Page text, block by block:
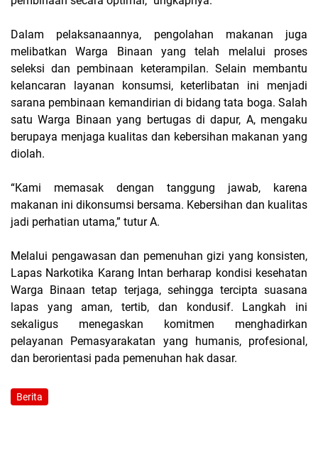
Dalam pelaksanaannya, pengolahan makanan juga
melibatkan Warga Binaan yang telah melalui proses
seleksi dan pembinaan keterampilan. Selain membantu
kelancaran layanan konsumsi, keterlibatan ini menjadi
sarana pembinaan kemandirian di bidang tata boga. Salah
satu Warga Binaan yang bertugas di dapur, A, mengaku
berupaya menjaga kualitas dan kebersihan makanan yang
diolah.
“Kami memasak dengan tanggung jawab, karena
makanan ini dikonsumsi bersama. Kebersihan dan kualitas
jadi perhatian utama,” tutur A.
Melalui pengawasan dan pemenuhan gizi yang konsisten,
Lapas Narkotika Karang Intan berharap kondisi kesehatan
Warga Binaan tetap terjaga, sehingga tercipta suasana
lapas yang aman, tertib, dan kondusif. Langkah ini
sekaligus menegaskan komitmen menghadirkan
pelayanan Pemasyarakatan yang humanis, profesional,
dan berorientasi pada pemenuhan hak dasar.
Berita